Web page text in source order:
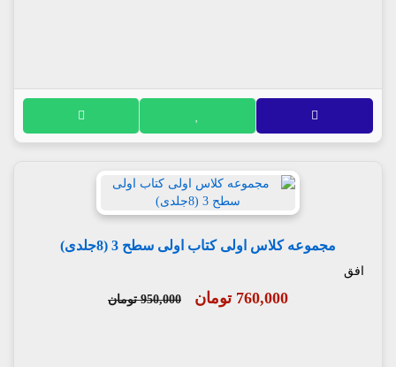
مجموعه کلاس اولی کتاب اولی سطح 3 (8جلدی)
افق
760,000 تومان 950,000 تومان